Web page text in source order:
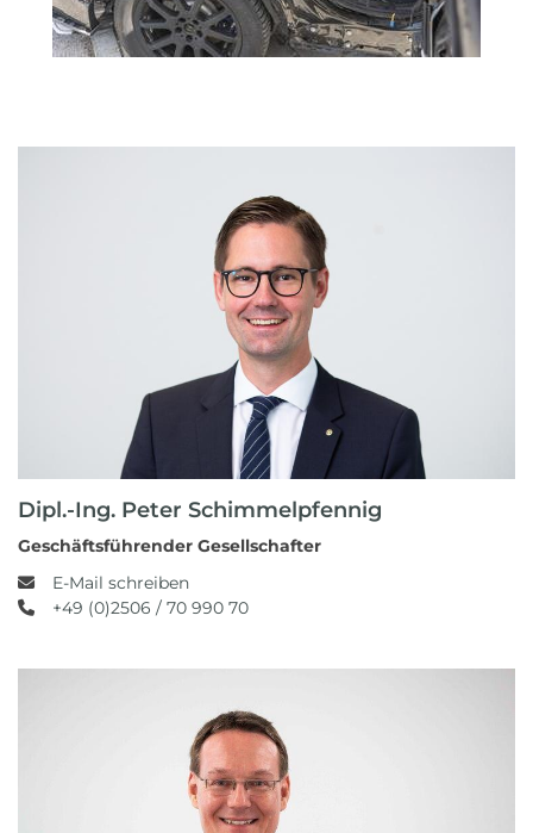
Dipl.-Ing. Peter Schimmelpfennig
Geschäftsführender Gesellschafter
E-Mail schreiben
+49 (0)2506 / 70 990 70